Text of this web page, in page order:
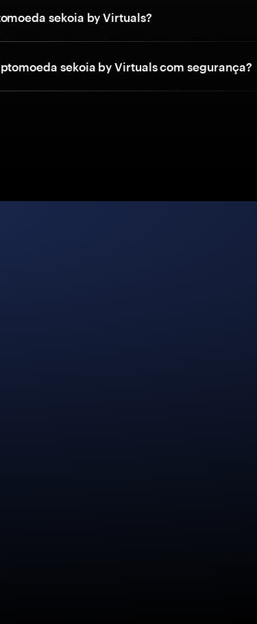
sekoia by Virtuals?
sekoia by Virtuals com segurança?